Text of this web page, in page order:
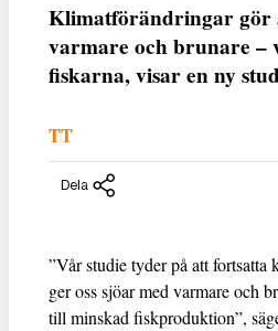
Klimatförändringar gör
varmare och brunare –
fiskarna, visar en ny
TT
Dela
”Vår studie tyder på att
ger oss sjöar med varmare och
till minskad fiskproduktion”,